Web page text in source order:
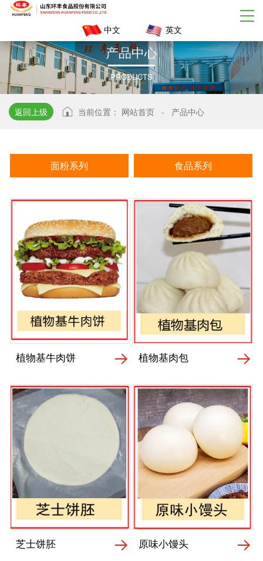
中文 英文
产品中心
PRODUCTS
返回上级 当前位置： 网站首页 - 产品中心
面粉系列 食品系列
植物基牛肉饼 植物基肉包
芝士饼胚 原味小馒头